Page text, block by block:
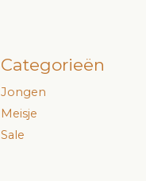
Categorieën
Jongen
Meisje
Sale